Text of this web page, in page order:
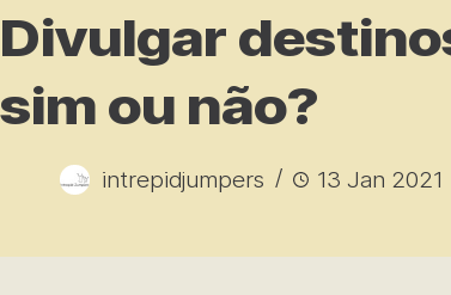
Divulgar
sim ou não?
intrepidjumpers 13 Jan 2021